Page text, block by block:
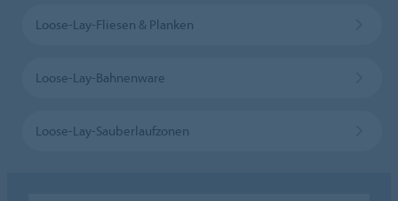
Loose-Lay-Fliesen & Planken
Loose-Lay-Bahnenware
Loose-Lay-Sauberlaufzonen